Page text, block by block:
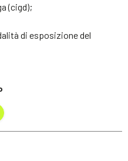
(cigd);
di esposizione del